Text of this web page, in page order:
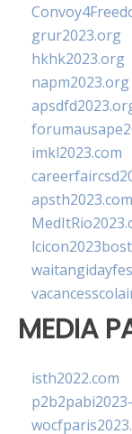
grur2023.org
hkhk2023.org
napm2023.org
imkl2023.com
apsth2023.com
MEDIA
isth2022.com